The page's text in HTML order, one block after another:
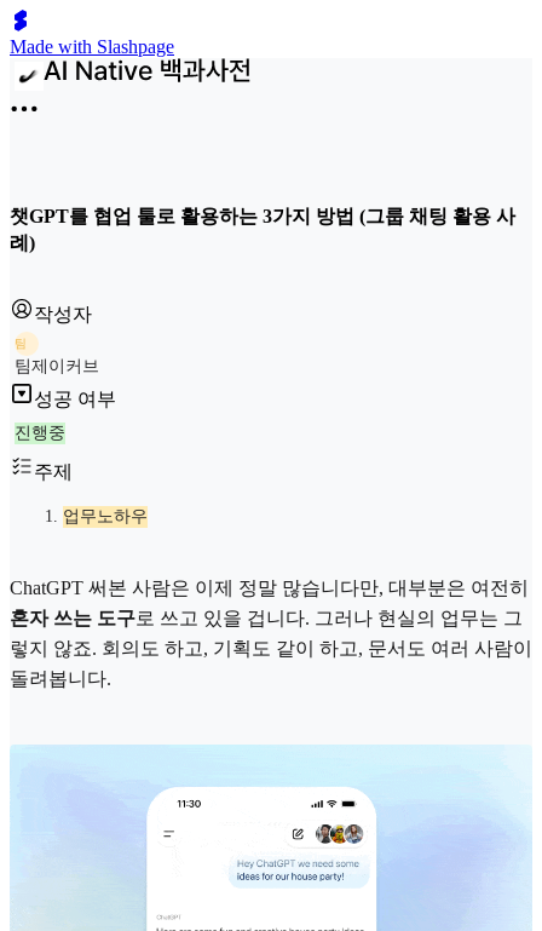
Made with Slashpage
챗GPT를 협업 툴로 활용하는 3가지 방법 (그룹 채팅 활용 사
례)
작성자
팀
팀제이커브
성공 여부
진행중
주제
업무노하우
ChatGPT 써본 사람은 이제 정말 많습니다만, 대부분은 여전히
혼자 쓰는 도구로 쓰고 있을 겁니다. 그러나 현실의 업무는 그
렇지 않죠. 회의도 하고, 기획도 같이 하고, 문서도 여러 사람이
돌려봅니다.